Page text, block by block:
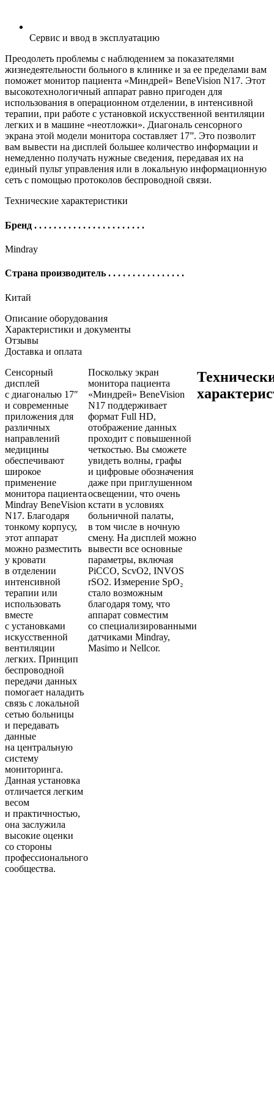
Сервис и ввод в эксплуатацию
Преодолеть проблемы с наблюдением за показателями
жизнедеятельности больного в клинике и за ее пределами вам
поможет монитор пациента «Миндрей» BeneVision N17. Этот
высокотехнологичный аппарат равно пригоден для
использования в операционном отделении, в интенсивной
терапии, при работе с установкой искусственной вентиляции
легких и в машине «неотложки». Диагональ сенсорного
экрана этой модели монитора составляет 17”. Это позволит
вам вывести на дисплей большее количество информации и
немедленно получать нужные сведения, передавая их на
единый пульт управления или в локальную информационную
сеть с помощью протоколов беспроводной связи.
Технические характеристики
Бренд . . . . . . . . . . . . . . . . . . . . . . .
Mindray
Страна производитель . . . . . . . . . . . . . . . .
Китай
Описание оборудования
Характеристики и документы
Отзывы
Доставка и оплата
Сенсорный
дисплей
с диагональю 17″
и современные
приложения для
различных
направлений
медицины
обеспечивают
широкое
применение
монитора пациента
Mindray BeneVision
N17. Благодаря
тонкому корпусу,
этот аппарат
можно разместить
у кровати
в отделении
интенсивной
терапии или
использовать
вместе
с установками
искусственной
вентиляции
легких. Принцип
беспроводной
передачи данных
помогает наладить
связь с локальной
сетью больницы
и передавать
данные
на центральную
систему
мониторинга.
Данная установка
отличается легким
весом
и практичностью,
она заслужила
высокие оценки
со стороны
профессионального
сообщества.
Поскольку экран
монитора пациента
«Миндрей» BeneVision
N17 поддерживает
формат Full HD,
отображение данных
проходит с повышенной
четкостью. Вы сможете
увидеть волны, графы
и цифровые обозначения
даже при приглушенном
освещении, что очень
кстати в условиях
больничной палаты,
в том числе в ночную
смену. На дисплей можно
вывести все основные
параметры, включая
PiCCO, ScvO2, INVOS
rSO2. Измерение SpO₂
стало возможным
благодаря тому, что
аппарат совместим
со специализированными
датчиками Mindray,
Masimo и Nellcor.